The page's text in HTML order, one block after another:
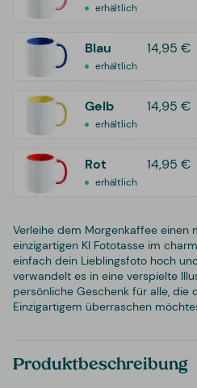
erhältlich
Blau 14,95 €
erhältlich
Gelb 14,95 €
erhältlich
Rot 14,95 €
erhältlich
Verleihe dem Morgenkaffee einen
einzigartigen KI Fototasse im
einfach dein Lieblingsfoto hoch
verwandelt es in eine verspielte
persönliche Geschenk für alle, die
Einzigartigem überraschen
Produktbeschreibung